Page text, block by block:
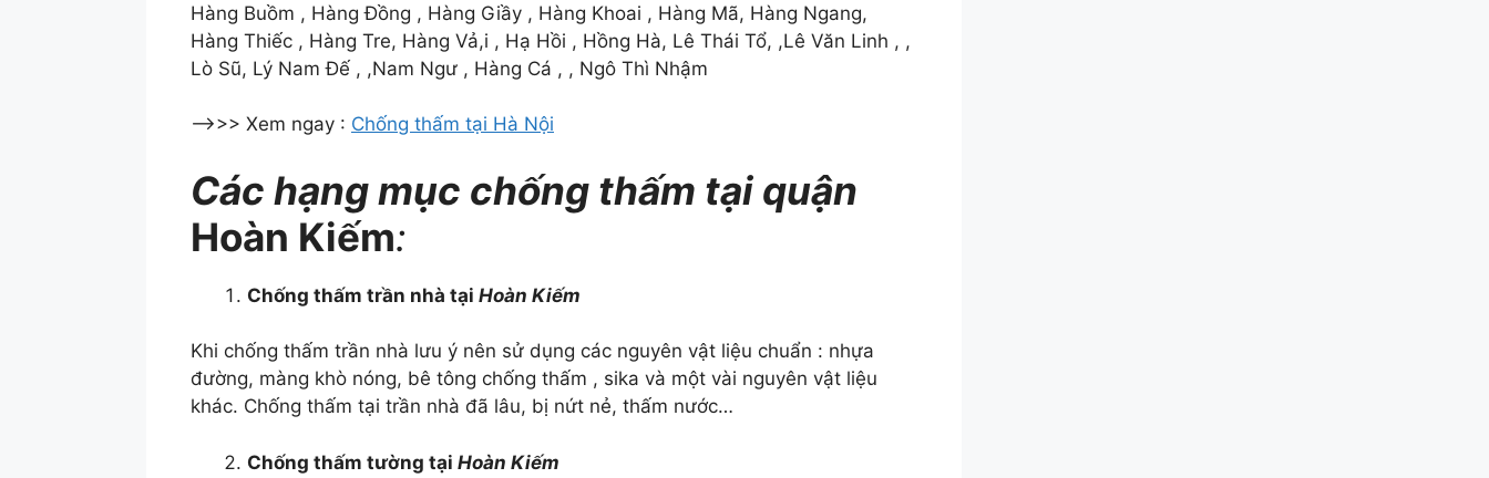
Hàng Buồm , Hàng Đồng , Hàng Giầy , Hàng Khoai , Hàng Mã, Hàng Ngang,
Hàng Thiếc , Hàng Tre, Hàng Vả,i , Hạ Hồi , Hồng Hà, Lê Thái Tổ, ,Lê Văn Linh , ,
Lò Sũ, Lý Nam Đế , ,Nam Ngư , Hàng Cá , , Ngô Thì Nhậm
—->>> Xem ngay : Chống thấm tại Hà Nội
Các hạng mục chống thấm tại quận
Hoàn Kiếm:
Chống thấm trần nhà tại Hoàn Kiếm
Khi chống thấm trần nhà lưu ý nên sử dụng các nguyên vật liệu chuẩn : nhựa
đường, màng khò nóng, bê tông chống thấm , sika và một vài nguyên vật liệu
khác. Chống thấm tại trần nhà đã lâu, bị nứt nẻ, thấm nước…
Chống thấm tường tại Hoàn Kiếm